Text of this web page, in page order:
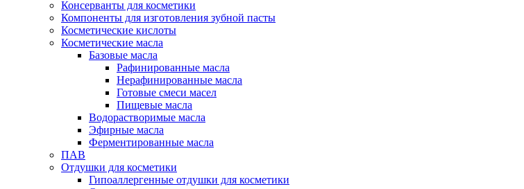
Консерванты для косметики
Компоненты для изготовления зубной пасты
Косметические кислоты
Косметические масла
Базовые масла
Рафинированные масла
Нерафинированные масла
Готовые смеси масел
Пищевые масла
Водорастворимые масла
Эфирные масла
Ферментированные масла
ПАВ
Отдушки для косметики
Гипоаллергенные отдушки для косметики